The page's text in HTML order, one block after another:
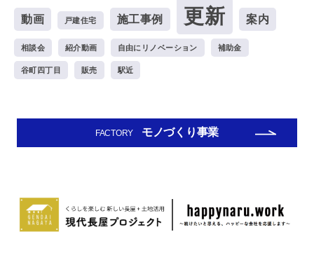
動画 戸建住宅 施工事例 更新 案内
相談会 紹介動画 自由にリノベーション 補助金
谷町四丁目 販売 駅近
FACTORY モノづくり事業